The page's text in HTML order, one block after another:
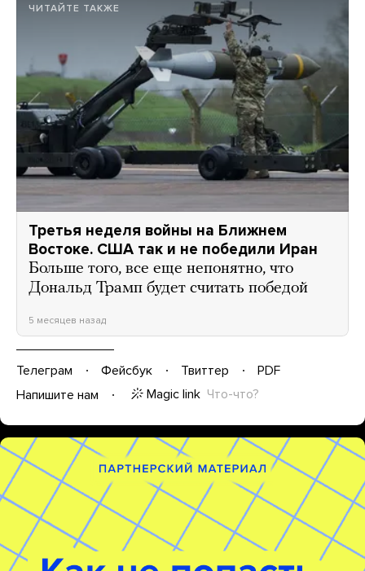
ЧИТАЙТЕ ТАКЖЕ
Третья неделя войны на Ближнем
Востоке. США так и не победили Иран
Больше того, все еще непонятно, что
Дональд Трамп будет считать победой
5 месяцев назад
Телеграм Фейсбук Твиттер
PDF
Напишите нам
Magic link Что-что?